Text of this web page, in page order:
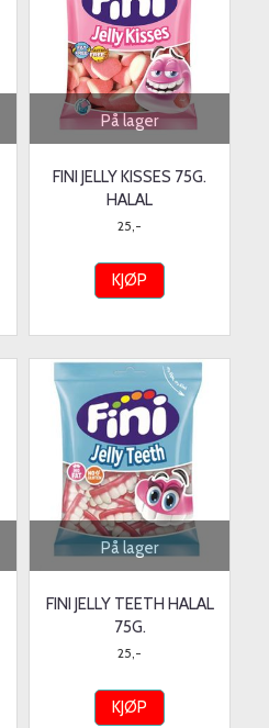
På lager
FINI JELLY KISSES 75G.
HALAL
25,-
KJØP
På lager
FINI JELLY TEETH HALAL
75G.
25,-
KJØP